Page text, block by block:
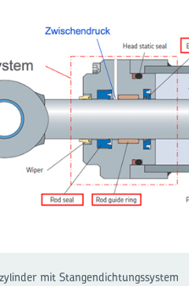
mit Stangendichtungssystem